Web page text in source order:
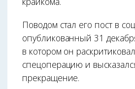
Поводом стал его пост в
опубликованный 31
в котором он
спецоперацию и
прекращение.